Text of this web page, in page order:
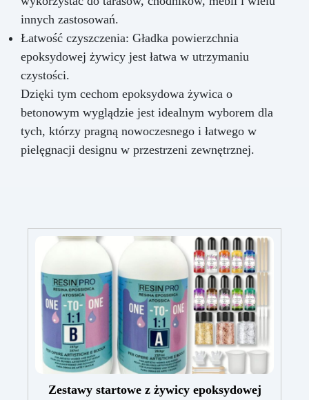
innych zastosowań.
Łatwość czyszczenia: Gładka powierzchnia
epoksydowej żywicy jest łatwa w utrzymaniu
czystości.
Dzięki tym cechom epoksydowa żywica o
betonowym wyglądzie jest idealnym wyborem dla
tych, którzy pragną nowoczesnego i łatwego w
pielęgnacji designu w przestrzeni zewnętrznej.
Zestawy startowe z żywicy epoksydowej